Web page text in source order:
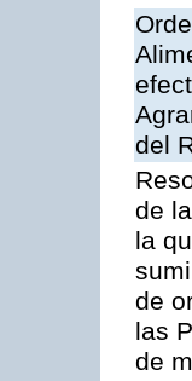
del
de
la
de
las
de